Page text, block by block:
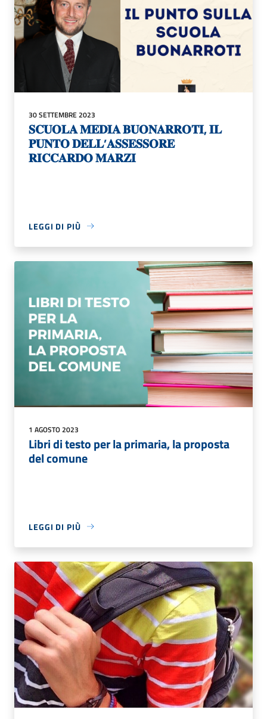
30 SETTEMBRE 2023
𝐒𝐂𝐔𝐎𝐋𝐀 𝐌𝐄𝐃𝐈𝐀 𝐁𝐔𝐎𝐍𝐀𝐑𝐑𝐎𝐓𝐈, 𝐈𝐋
𝐏𝐔𝐍𝐓𝐎 𝐃𝐄𝐋𝐋’𝐀𝐒𝐒𝐄𝐒𝐒𝐎𝐑𝐄
𝐑𝐈𝐂𝐂𝐀𝐑𝐃𝐎 𝐌𝐀𝐑𝐙𝐈
LEGGI DI PIÙ
1 AGOSTO 2023
Libri di testo per la primaria, la proposta
del comune
LEGGI DI PIÙ